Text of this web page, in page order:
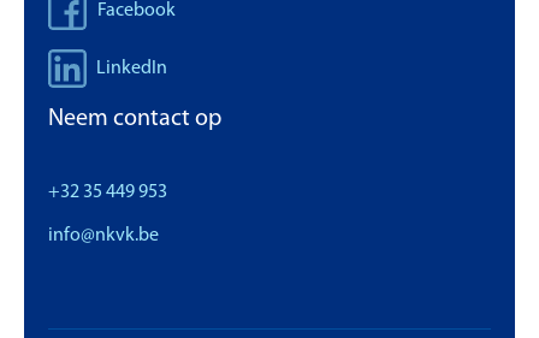
Facebook
LinkedIn
Neem contact op
+32 35 449 953
info@nkvk.be